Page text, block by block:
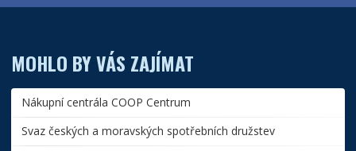
MOHLO BY VÁS ZAJÍMAT
Nákupní centrála COOP Centrum
Svaz českých a moravských spotřebních družstev